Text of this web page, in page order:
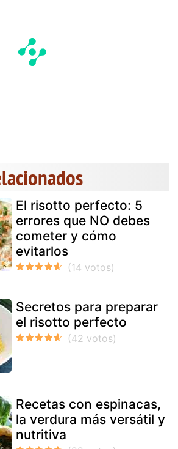
El risotto perfecto: 5
errores que NO debes
cometer y cómo
evitarlos
Secretos para preparar
el risotto perfecto
Recetas con espinacas,
la verdura más versátil y
nutritiva